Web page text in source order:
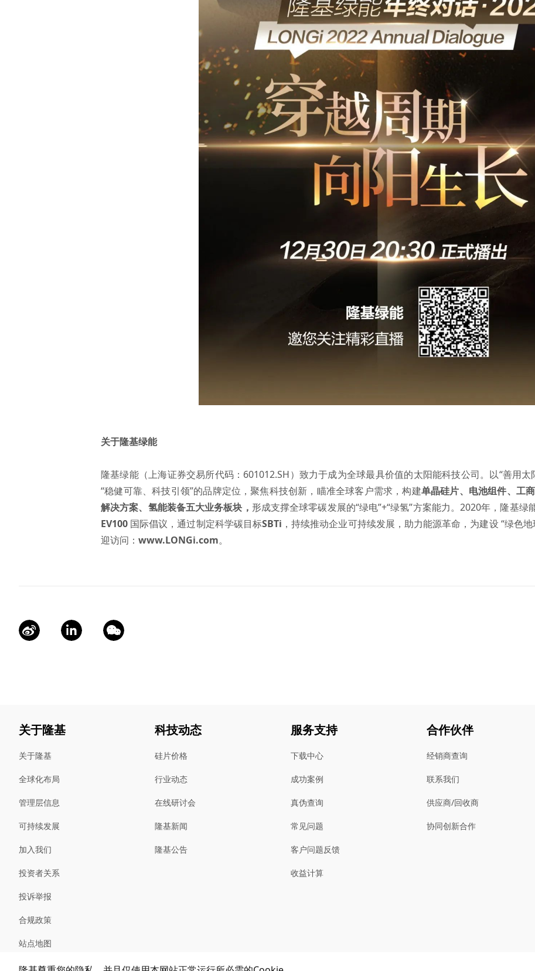
关于隆基绿能
隆基绿能（上海证券交易所代码：601012.SH）致力于成为全球最具价值的太阳能科技公司。以“善用
“稳健可靠、科技引领”的品牌定位，聚焦科技创新，瞄准全球客户需求，构建单晶硅片、 电池组件、 工
解决方案、 氢能装备五大业务板块， 形成支撑全球零碳发展的“绿电”+“绿氢”方案能力。2020年，隆基绿
EV100 国际倡议，通过制定科学碳目标SBTi ，持续推动企业可持续发展，助力能源革命，为建设 “绿色
迎访问： www.LONGi.com。
关于隆基
关于隆基
全球化布局
管理层信息
可持续发展
加入我们
投资者关系
投诉举报
合规政策
站点地图
科技动态
硅片价格
行业动态
在线研讨会
隆基新闻
隆基公告
服务支持
下载中心
成功案例
真伪查询
常见问题
客户问题反馈
收益计算
合作伙伴
经销商查询
联系我们
供应商/回收商
协同创新合作